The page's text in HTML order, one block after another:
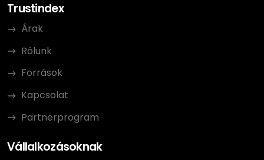
Trustindex
Árak
Rólunk
Források
Kapcsolat
Partnerprogram
Vállalkozásoknak